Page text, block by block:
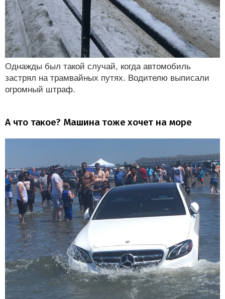
Однажды был такой случай, когда автомобиль
застрял на трамвайных путях. Водителю выписали
огромный штраф.
А что такое? Машина тоже хочет на море